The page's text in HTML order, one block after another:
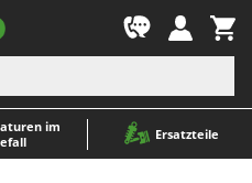
im
Ersatzteile